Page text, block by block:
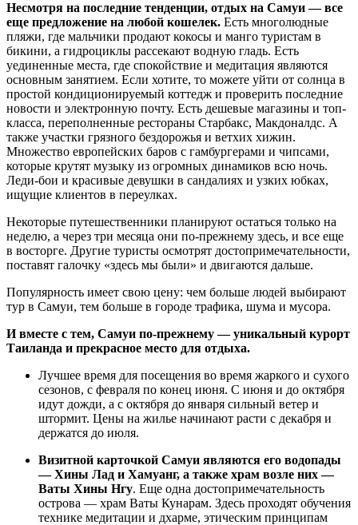
Несмотря на последние тенденции, отдых на Самуи — все
еще предложение на любой кошелек. Есть многолюдные
пляжи, где мальчики продают кокосы и манго туристам в
бикини, а гидроциклы рассекают водную гладь. Есть
уединенные места, где спокойствие и медитация являются
основным занятием. Если хотите, то можете уйти от солнца в
простой кондиционируемый коттедж и проверить последние
новости и электронную почту. Есть дешевые магазины и топ-
класса, переполненные рестораны Старбакс, Макдоналдс. А
также участки грязного бездорожья и ветхих хижин.
Множество европейских баров с гамбургерами и чипсами,
которые крутят музыку из огромных динамиков всю ночь.
Леди-бои и красивые девушки в сандалиях и узких юбках,
ищущие клиентов в переулках.
Некоторые путешественники планируют остаться только на
неделю, а через три месяца они по-прежнему здесь, и все еще
в восторге. Другие туристы осмотрят достопримечательности,
поставят галочку «здесь мы были» и двигаются дальше.
Популярность имеет свою цену: чем больше людей выбирают
тур в Самуи, тем больше в городе трафика, шума и мусора.
И вместе с тем, Самуи по-прежнему — уникальный курорт
Таиланда и прекрасное место для отдыха.
Лучшее время для посещения во время жаркого и сухого
сезонов, с февраля по конец июня. С июня и до октября
идут дожди, а с октября до января сильный ветер и
штормит. Цены на жилье начинают расти с декабря и
держатся до июля.
Визитной карточкой Самуи являются его водопады
— Хины Лад и Хамуанг, а также храм возле них —
Ваты Хины Нгу. Еще одна достопримечательность
острова — храм Ваты Кунарам. Здесь проходят обучения
технике медитации и дхарме, этическим принципам